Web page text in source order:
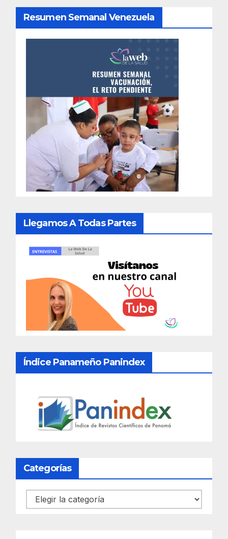
Resumen Semanal Venezuela
Llegamos A Todas Partes
Índice Panameño Panindex
Categorías
Categorías